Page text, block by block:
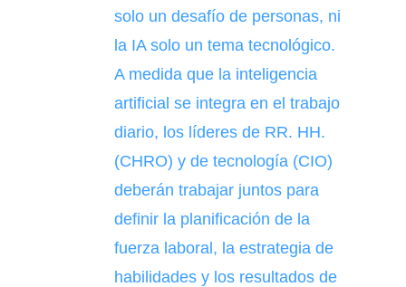
solo un desafío de personas, ni
la IA solo un tema tecnológico.
A medida que la inteligencia
artificial se integra en el trabajo
diario, los líderes de RR. HH.
(CHRO) y de tecnología (CIO)
deberán trabajar juntos para
definir la planificación de la
fuerza laboral, la estrategia de
habilidades y los resultados de